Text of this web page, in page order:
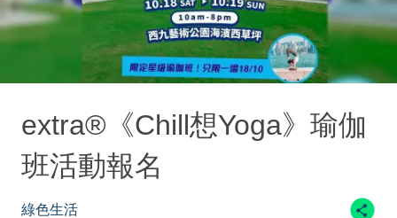
extra®《Chill想Yoga》瑜伽
班活動報名
綠色生活